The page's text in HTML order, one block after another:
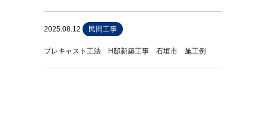
2025.08.12 民間工事
プレキャスト工法 H邸新築工事 石垣市 施工例